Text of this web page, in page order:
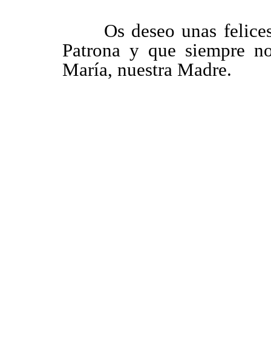
Os deseo unas felices
Patrona y que siempre
María, nuestra Madre.